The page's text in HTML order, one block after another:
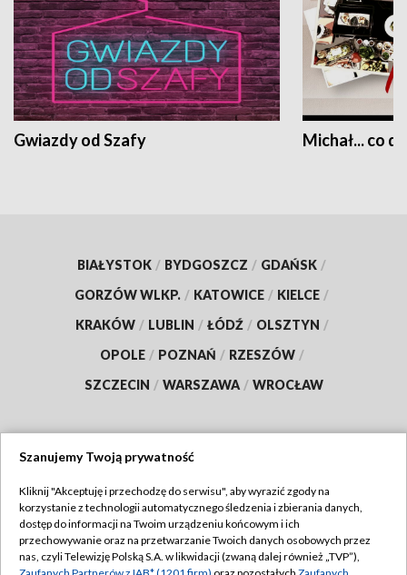
Gwiazdy od Szafy Michał... co
BIAŁYSTOK / BYDGOSZCZ / GDAŃSK /
GORZÓW WLKP. / KATOWICE / KIELCE /
KRAKÓW / LUBLIN / ŁÓDŹ / OLSZTYN /
OPOLE / POZNAŃ / RZESZÓW /
SZCZECIN / WARSZAWA / WROCŁAW
TVP
Abonament TVP
Emisja w TVP
Regulamin TVP
Szanujemy Twoją prywatność
Kliknij "Akceptuję i przechodzę do serwisu", aby wyrazić zgody na
korzystanie z technologii automatycznego śledzenia i zbierania danych,
dostęp do informacji na Twoim urządzeniu końcowym i ich
przechowywanie oraz na przetwarzanie Twoich danych osobowych przez
nas, czyli Telewizję Polską S.A. w likwidacji (zwaną dalej również „TVP”),